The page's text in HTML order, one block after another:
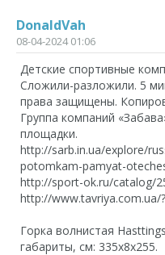
DonaldVah
08-04-2024 01:06
Детские спортивные
Сложили-разложили. 5
права защищены.
Группа компаний
площадки.
http://sarb.in.ua/explore/
potomkam-pamyat-
http://sport-ok.ru/catalog/
http://www.tavriya.com.ua/
Горка волнистая
габариты, cм: 335х8х255.